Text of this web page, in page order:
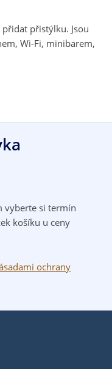
přistýlku. Jsou
Wi-Fi, minibarem,
vyberte si termín
košíku u ceny
ochrany